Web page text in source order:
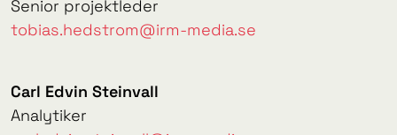
Senior projektleder
tobias.hedstrom@irm-media.se
Carl Edvin Steinvall
Analytiker